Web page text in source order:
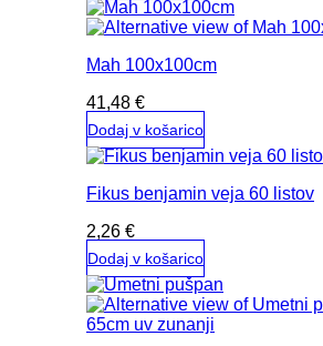
bila:
85,24 €.
68,20 €.
Mah 100x100cm
41,48 €
Dodaj v košarico
Fikus benjamin veja 60 listov
2,26 €
Dodaj v košarico